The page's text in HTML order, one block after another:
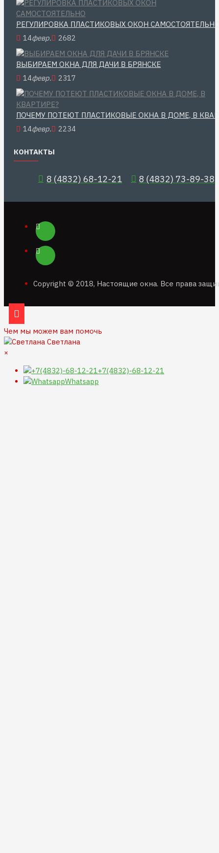
РЕГУЛИРОВКА ПЛАСТИКОВЫХ ОКОН
14февр. 2682
ВЫБИРАЕМ ОКНА ДЛЯ ДАЧИ В БРЯНСКЕ
14февр. 2317
ПОЧЕМУ ПОТЕЮТ ПЛАСТИКОВЫЕ ОКНА В ДОМЕ, В
14февр. 2234
КОНТАКТЫ
8 (4832) 68-12-21 8 (4832) 73-89-38
Copyright © 2018, Настоящие окна. Все права
Чем мы можем вам помочь
Светлана
×
+7(4832)-68-12-21
Whatsapp